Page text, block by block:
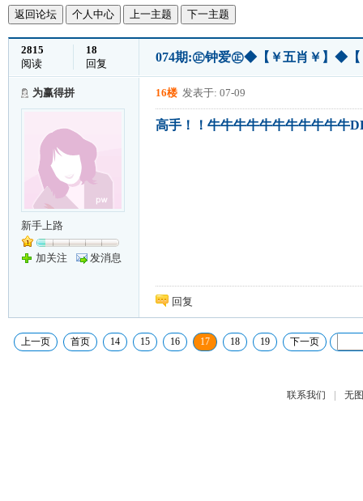
返回论坛 个人中心 上一主题 下一主题
2815
阅读
18
回复
074期:㊣钟爱㊣◆【￥五肖￥】◆
为赢得拼
新手上路
加关注 发消息
16楼 发表于: 07-09
高手！！牛牛牛牛牛牛牛牛牛牛牛
回复
上一页 首页 14 15 16 17 18 19 下一页
联系我们 | 无